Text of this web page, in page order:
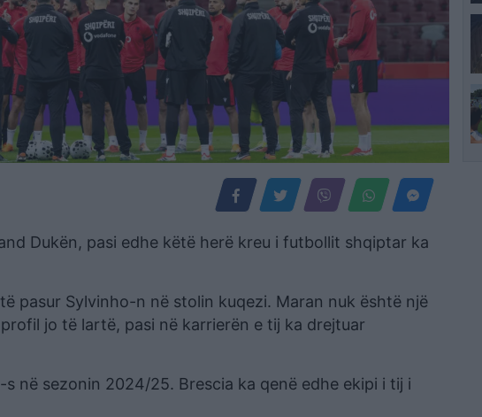
Dukën, pasi edhe këtë herë kreu i futbollit shqiptar ka
pasur Sylvinho-n në stolin kuqezi. Maran nuk është një
jo të lartë, pasi në karrierën e tij ka drejtuar
në sezonin 2024/25. Brescia ka qenë edhe ekipi i tij i